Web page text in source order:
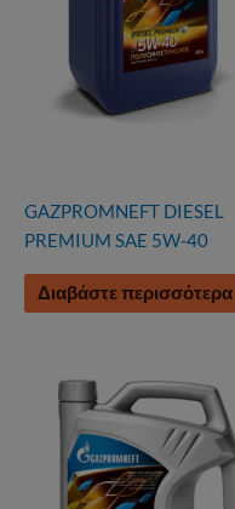
GAZPROMNEFT DIESEL
PREMIUM SAE 5W-40
Διαβάστε περισσότερα